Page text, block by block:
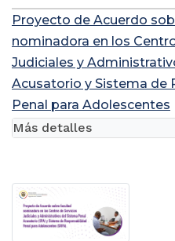
Proyecto de Acuerdo
nominadora en los
Judiciales y
Acusatorio y Sistema de
Penal para Adolescentes
Más detalles